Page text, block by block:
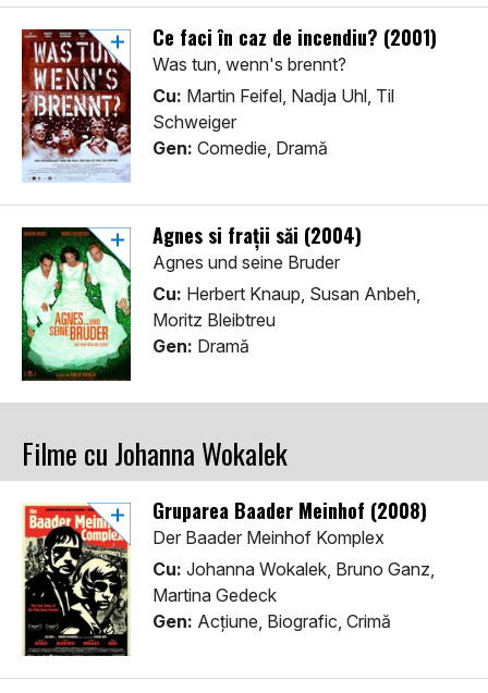
Ce faci în caz de incendiu? (2001)
Was tun, wenn's brennt?
Cu: Martin Feifel, Nadja Uhl, Til
Schweiger
Gen: Comedie, Dramă
Agnes si frații săi (2004)
Agnes und seine Bruder
Cu: Herbert Knaup, Susan Anbeh,
Moritz Bleibtreu
Gen: Dramă
Filme cu Johanna Wokalek
Gruparea Baader Meinhof (2008)
Der Baader Meinhof Komplex
Cu: Johanna Wokalek, Bruno Ganz,
Martina Gedeck
Gen: Acţiune, Biografic, Crimă